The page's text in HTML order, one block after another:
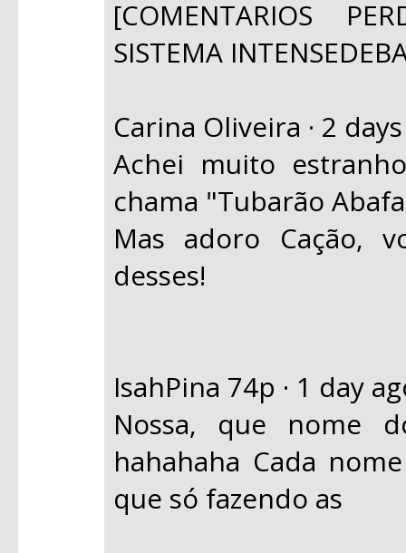
[COMENTARIOS
SISTEMA
Carina Oliveira · 2
Achei muito
chama "Tubarão
Mas adoro Cação,
desses!
IsahPina 74p · 1 day
Nossa, que nome
hahahaha Cada
que só fazendo as